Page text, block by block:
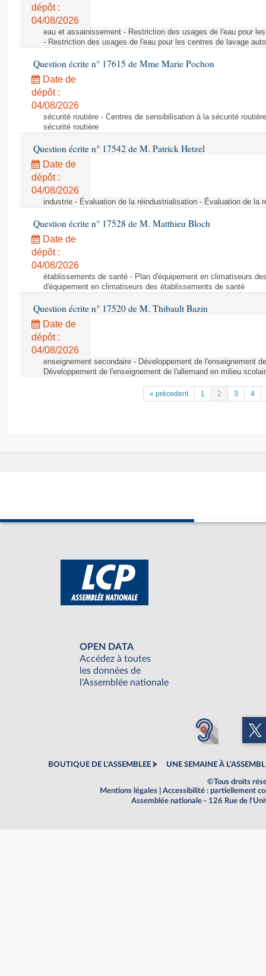
dépôt :
04/08/2026
eau et assainissement - Restriction des usages de l'eau pour
- Restriction des usages de l'eau pour les centres de lavage
Question écrite n° 17615 de Mme Marie Pochon
Date de
dépôt :
04/08/2026
sécurité routière - Centres de sensibilisation à la sécurité
sécurité routière
Question écrite n° 17542 de M. Patrick Hetzel
Date de
dépôt :
04/08/2026
industrie - Évaluation de la réindustrialisation - Évaluation de la
Question écrite n° 17528 de M. Matthieu Bloch
Date de
dépôt :
04/08/2026
établissements de santé - Plan d'équipement en climatiseurs
d'équipement en climatiseurs des établissements de santé
Question écrite n° 17520 de M. Thibault Bazin
Date de
dépôt :
04/08/2026
enseignement secondaire - Développement de l'enseignement
Développement de l'enseignement de l'allemand en milieu
« précedent 1 2 3 4
OPEN DATA
Accédez à toutes
les données de
l'Assemblée nationale
BOUTIQUE DE L'ASSEMBLEE UNE SEMAINE À
©Tous droits
Mentions légales
Accessibilité : partiellement
Assemblée nationale - 126 Rue de